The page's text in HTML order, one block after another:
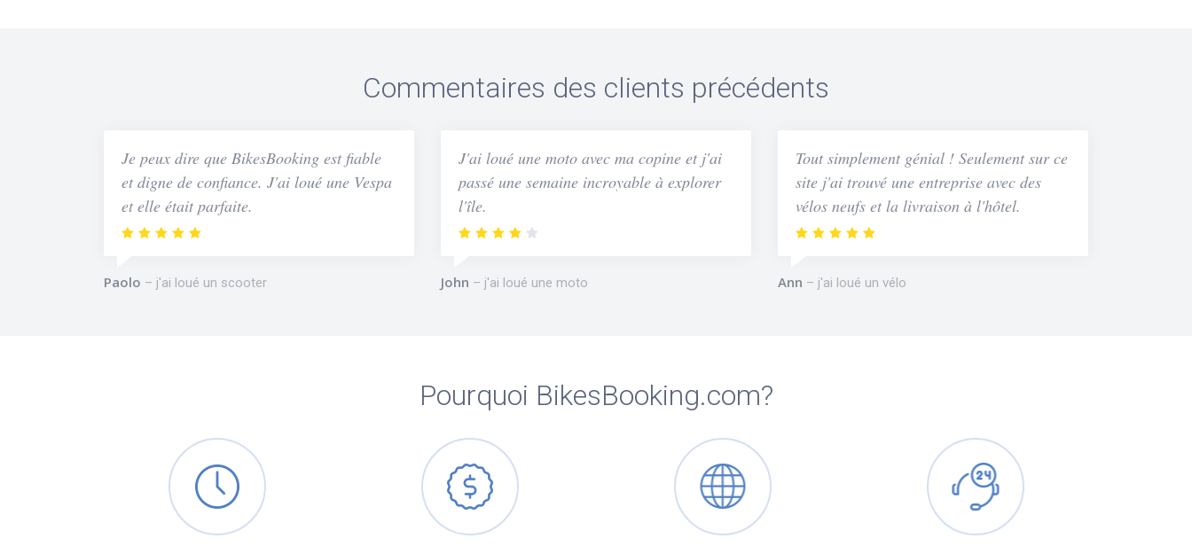
Commentaires des clients précédents
Je peux dire que BikesBooking est fiable
et digne de confiance. J'ai loué une Vespa
et elle était parfaite.
Paolo j'ai loué un scooter
J'ai loué une moto avec ma copine et j'ai
passé une semaine incroyable à explorer
l'île.
John j'ai loué une moto
Tout simplement génial ! Seulement sur ce
site j'ai trouvé une entreprise avec des
vélos neufs et la livraison à l'hôtel.
Ann j'ai loué un vélo
Pourquoi BikesBooking.com?